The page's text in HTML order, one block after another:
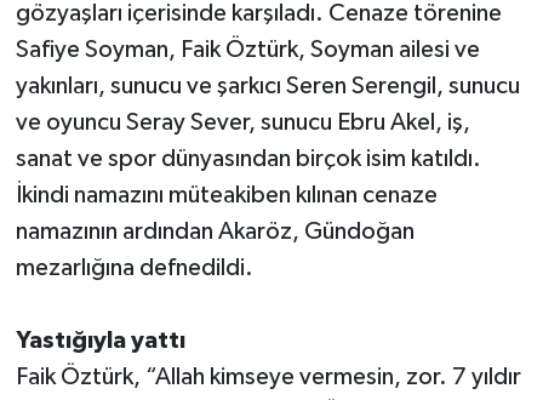
gözyaşları içerisinde karşıladı. Cenaze törenine
Safiye Soyman, Faik Öztürk, Soyman ailesi ve
yakınları, sunucu ve şarkıcı Seren Serengil, sunucu
ve oyuncu Seray Sever, sunucu Ebru Akel, iş,
sanat ve spor dünyasından birçok isim katıldı.
İkindi namazını müteakiben kılınan cenaze
namazının ardından Akaröz, Gündoğan
mezarlığına defnedildi.
Yastığıyla yattı
Faik Öztürk, “Allah kimseye vermesin, zor. 7 yıldır